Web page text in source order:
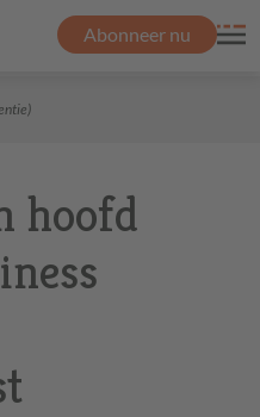
Abonneer nu
hoofd